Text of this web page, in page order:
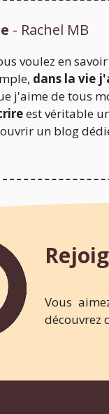
- Rachel MB
voulez en
dans la vie
j'aime de tous
est véritable
un blog
Vous
découvrez